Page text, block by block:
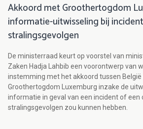
Akkoord met Groothertogdom
informatie-uitwisseling bij
stralingsgevolgen
De ministerraad keurt op voorstel van
Zaken Hadja Lahbib een voorontwerp van
instemming met het akkoord tussen België
Groothertogdom Luxemburg inzake de
informatie in geval van een incident of een
stralingsgevolgen zou kunnen hebben.